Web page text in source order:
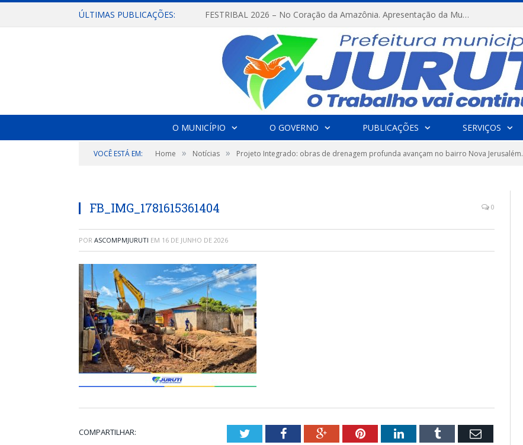
ÚLTIMAS PUBLICAÇÕES: FESTRIBAL 2026 – No Coração da Amazônia. Apresentação da Munduruku.
O MUNICÍPIO O GOVERNO PUBLICAÇÕES SERVIÇOS
VOCÊ ESTÁ EM: Home » Notícias » Projeto Integrado: obras de drenagem profunda avançam no bairro Nova Jerusalém.
FB_IMG_1781615361404 0
POR ASCOMPMJURUTI EM 16 DE JUNHO DE 2026
COMPARTILHAR: TwitterFacebookGoogle+PinterestLinkedInTumblr Email